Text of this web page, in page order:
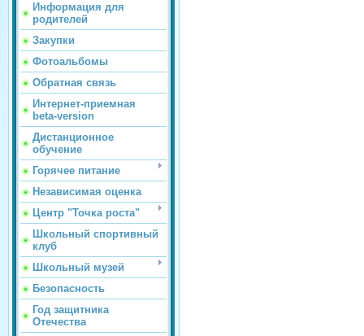
Информация для
родителей
Закупки
Фотоальбомы
Обратная связь
Интернет-приемная
beta-version
Дистанционное
обучение
Горячее питание
Независимая оценка
Центр "Точка роста"
Школьный спортивный
клуб
Школьный музей
Безопасность
Год защитника
Отечества